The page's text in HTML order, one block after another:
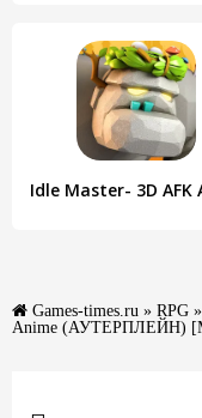
Games-times.ru » RPG
Anime (АУТЕРПЛЕЙН)